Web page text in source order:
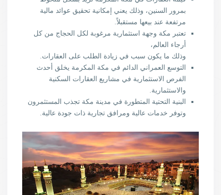
بمرور السنين، وذلك يعني إمكانية تحقيق عوائد مالية
مرتفعة عند بيعها مستقبلاً.
تعتبر مكة وجهة استثمارية مرغوبة لكل الحجاج من كل
أرجاء العالم،
وذلك ما يكون سبب في زيادة الطلب على العقارات.
التوسع العمراني الدائم في مكة المكرمة يخلق أحدث
الفرص الاستثمارية في مشاريع العقارات السكنية
والاستثمارية.
البنية التحتية المتطورة في مدينة مكة تجذب المستثمرون
وتوفر خدمات عالية ومرافق تجارية ذات جودة عالية.